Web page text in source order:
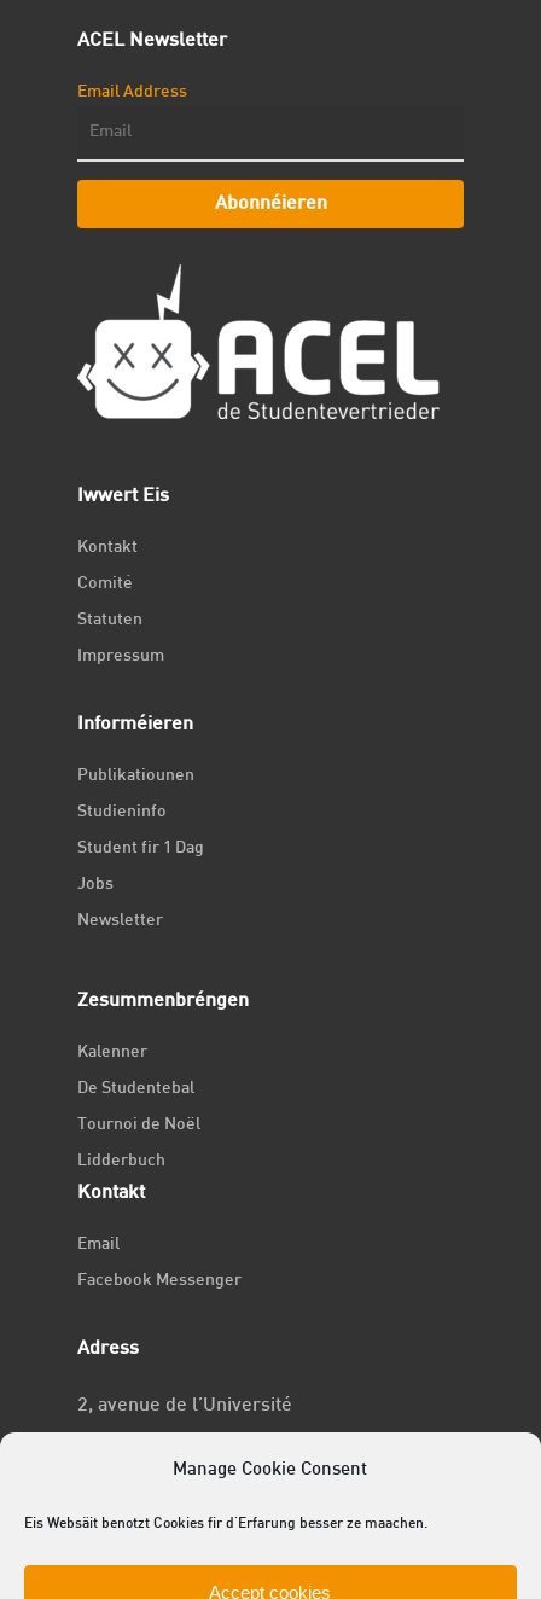
Manage Cookie Consent
Eis Websäit benotzt Cookies fir d'Erfarung besser ze maachen.
Accept cookies
ACEL Newsletter
Email Address
Abonnéieren
Iwwert Eis
Kontakt
Comité
Statuten
Impressum
Informéieren
Publikatiounen
Studieninfo
Student fir 1 Dag
Jobs
Newsletter
Zesummenbréngen
Kalenner
De Studentebal
Tournoi de Noël
Lidderbuch
Kontakt
Email
Facebook Messenger
Adress
2, avenue de l’Université
No RCSL